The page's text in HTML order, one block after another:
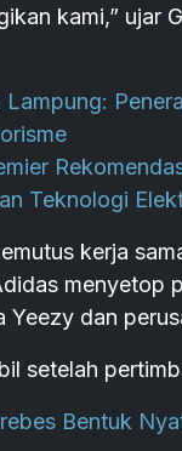
kami,” ujar
Lampung:
Teknologi
kerja
menyetop
Yeezy dan
setelah
Bentuk